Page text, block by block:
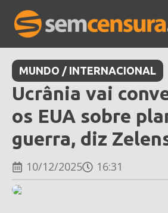
MUNDO / INTERNACIONAL
Ucrânia vai
os EUA sobre
guerra, diz
10/12/2025 16:31